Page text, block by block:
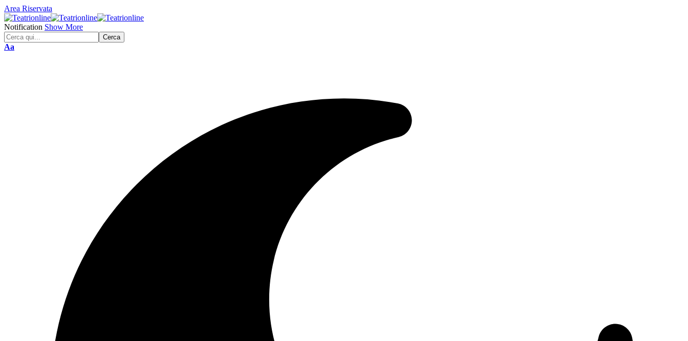
Area Riservata
Notification Show More
Font
Aa